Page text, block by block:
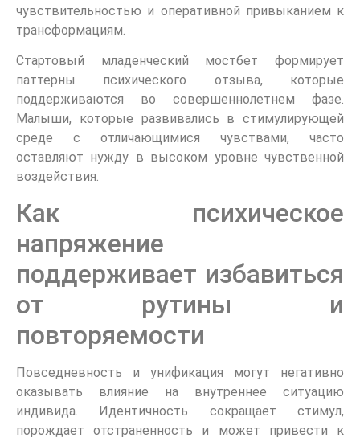
чувствительностью и оперативной привыканием к
трансформациям.
Стартовый младенческий мостбет формирует
паттерны психического отзыва, которые
поддерживаются во совершеннолетнем фазе.
Малыши, которые развивались в стимулирующей
среде с отличающимися чувствами, часто
оставляют нужду в высоком уровне чувственной
воздействия.
Как психическое
напряжение
поддерживает избавиться
от рутины и
повторяемости
Повседневность и унификация могут негативно
оказывать влияние на внутреннее ситуацию
индивида. Идентичность сокращает стимул,
порождает отстраненность и может привести к